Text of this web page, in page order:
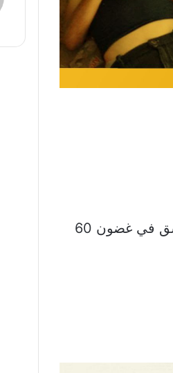
بغاز السارين القاتل في غوطة دمشق في غضون 60